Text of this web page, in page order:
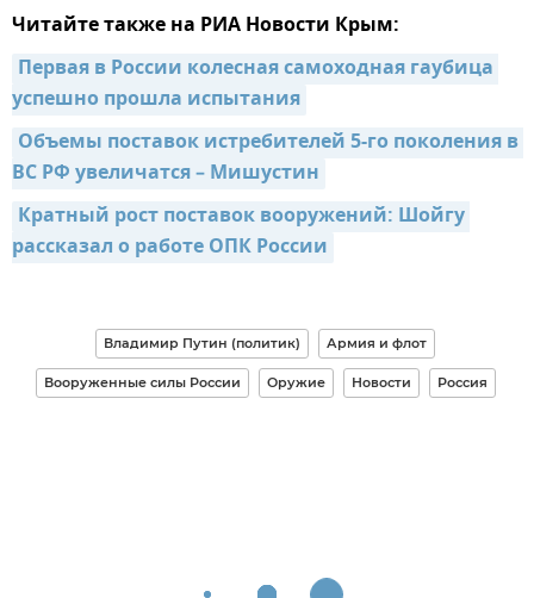
Читайте также на РИА Новости Крым:
Первая в России колесная самоходная гаубица
успешно прошла испытания
Объемы поставок истребителей 5-го поколения в
ВС РФ увеличатся – Мишустин
Кратный рост поставок вооружений: Шойгу
рассказал о работе ОПК России
Владимир Путин (политик) Армия и флот
Вооруженные силы России Оружие Новости Россия